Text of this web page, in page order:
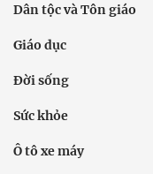
Dân tộc và Tôn giáo
Giáo dục
Đời sống
Sức khỏe
Ô tô xe máy